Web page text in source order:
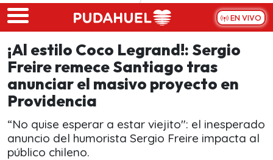
Skip to main content
EN VIVO
¡Al estilo Coco Legrand!: Sergio
Freire remece Santiago tras
anunciar el masivo proyecto en
Providencia
“No quise esperar a estar viejito": el inesperado
anuncio del humorista Sergio Freire impacta al
público chileno.